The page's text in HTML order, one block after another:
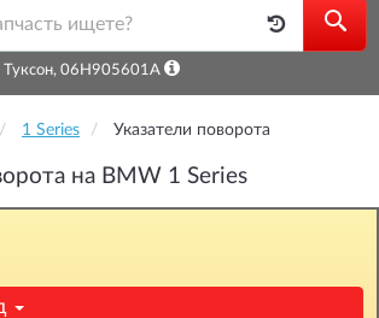
Туксон, 06H905601A
1 Series Указатели поворота
на BMW 1 Series